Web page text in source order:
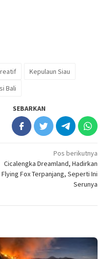
Kepulaun Siau
Bali
SEBARKAN
Pos berikutnya
Cicalengka Dreamland, Hadirkan
Flying Fox Terpanjang, Seperti Ini
Serunya